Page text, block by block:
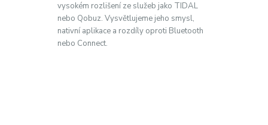
vysokém rozlišení ze služeb jako TIDAL
nebo Qobuz. Vysvětlujeme jeho smysl,
nativní aplikace a rozdíly oproti Bluetooth
nebo Connect.